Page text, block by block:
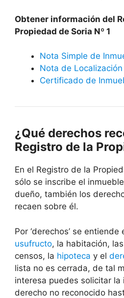
Obtener información del
Propiedad de Soria Nº 1
Nota Simple de
Nota de
Certificado de
¿Qué derechos
Registro de la
En el Registro de la
sólo se inscribe el
dueño, también los
recaen sobre él.
Por ‘derechos’ se entiende
usufructo, la habitación, las
censos, la hipoteca y el
lista no es cerrada, de tal
interesa puedes solicitar la
derecho no reconocido